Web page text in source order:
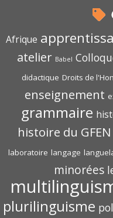
Afrique
atelier Babel
didactique Droits de
enseignement
grammaire
histoire du GFEN
laboratoire langage
minorées
plurilinguisme